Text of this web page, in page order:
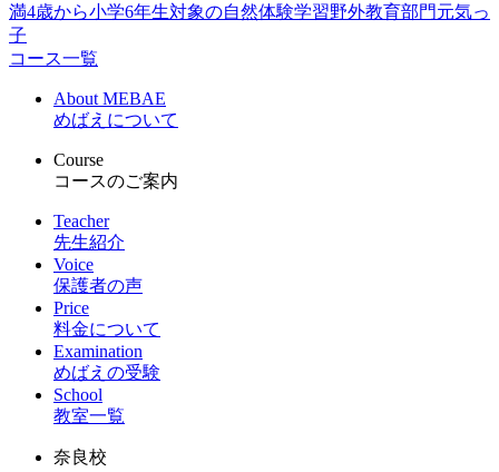
満4歳から小学6年生対象の自然体験学習野外教育部門元気っ
子
コース一覧
About MEBAE
めばえについて
Course
コースのご案内
Teacher
先生紹介
Voice
保護者の声
Price
料金について
Examination
めばえの受験
School
教室一覧
奈良校